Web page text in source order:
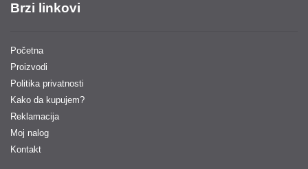
Brzi linkovi
Početna
Proizvodi
Politika privatnosti
Kako da kupujem?
Reklamacija
Moj nalog
Kontakt